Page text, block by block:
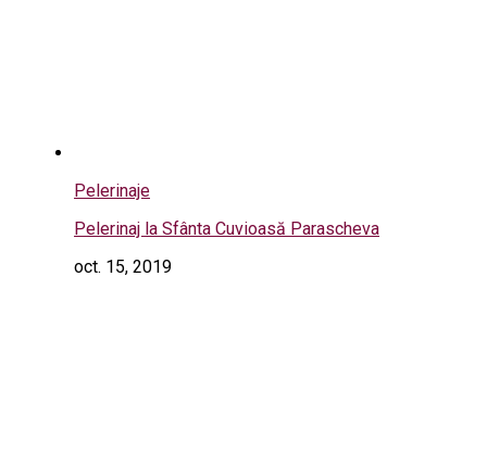
Pelerinaje
Pelerinaj la Sfânta Cuvioasă Parascheva
oct. 15, 2019